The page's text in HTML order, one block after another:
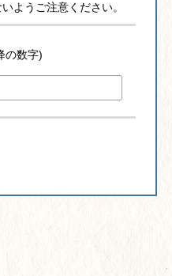
ようご注意ください。
の数字)